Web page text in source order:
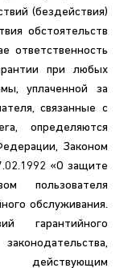
(бездействия)
обстоятельств
ответственность
при любых
уплаченной за
определяются
Законом
«О защите
пользователя
обслуживания.
гарантийного
действующим